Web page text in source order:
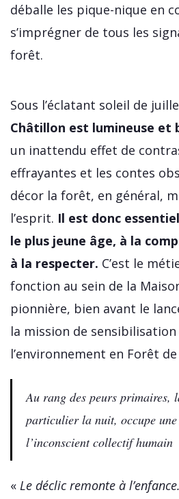
déballe les pique-nique en
s’imprégner de tous les
forêt.
Sous l’éclatant soleil de
Châtillon est lumineuse et
un inattendu effet de
effrayantes et les contes
décor la forêt, en général,
l’esprit. Il est donc
le plus jeune âge, à la
à la respecter. C’est le
fonction au sein de la
pionnière, bien avant le
la mission de sensibilisation
l’environnement en Forêt
Au rang des peurs primaires,
particulier la nuit, occupe
l’inconscient collectif humain
« Le déclic remonte à l’enfance.